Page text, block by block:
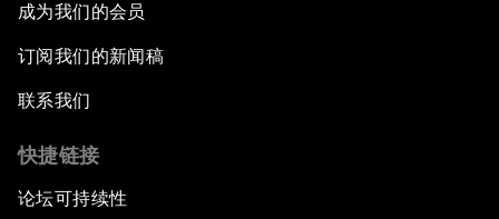
成为我们的会员
订阅我们的新闻稿
联系我们
快捷链接
论坛可持续性